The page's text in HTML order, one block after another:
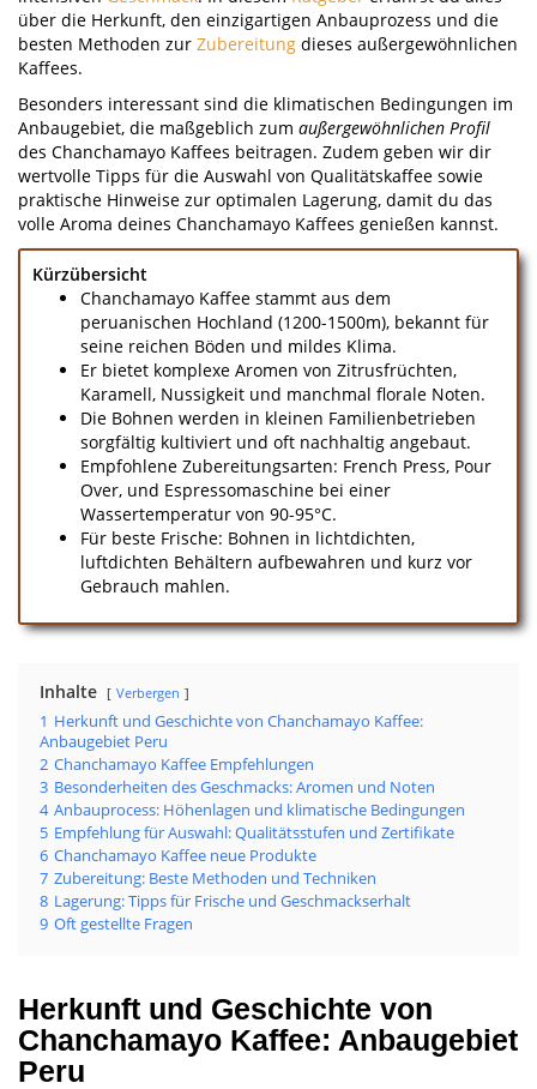
über die Herkunft, den einzigartigen Anbauprozess und die
besten Methoden zur Zubereitung dieses außergewöhnlichen
Kaffees.
Besonders interessant sind die klimatischen Bedingungen im
Anbaugebiet, die maßgeblich zum außergewöhnlichen Profil
des Chanchamayo Kaffees beitragen. Zudem geben wir dir
wertvolle Tipps für die Auswahl von Qualitätskaffee sowie
praktische Hinweise zur optimalen Lagerung, damit du das
volle Aroma deines Chanchamayo Kaffees genießen kannst.
Kürzübersicht
Chanchamayo Kaffee stammt aus dem
peruanischen Hochland (1200-1500m), bekannt für
seine reichen Böden und mildes Klima.
Er bietet komplexe Aromen von Zitrusfrüchten,
Karamell, Nussigkeit und manchmal florale Noten.
Die Bohnen werden in kleinen Familienbetrieben
sorgfältig kultiviert und oft nachhaltig angebaut.
Empfohlene Zubereitungsarten: French Press, Pour
Over, und Espressomaschine bei einer
Wassertemperatur von 90-95°C.
Für beste Frische: Bohnen in lichtdichten,
luftdichten Behältern aufbewahren und kurz vor
Gebrauch mahlen.
Inhalte Verbergen
1 Herkunft und Geschichte von Chanchamayo Kaffee:
Anbaugebiet Peru
2 Chanchamayo Kaffee Empfehlungen
3 Besonderheiten des Geschmacks: Aromen und Noten
4 Anbauprocess: Höhenlagen und klimatische Bedingungen
5 Empfehlung für Auswahl: Qualitätsstufen und Zertifikate
6 Chanchamayo Kaffee neue Produkte
7 Zubereitung: Beste Methoden und Techniken
8 Lagerung: Tipps für Frische und Geschmackserhalt
9 Oft gestellte Fragen
Herkunft und Geschichte von
Chanchamayo Kaffee: Anbaugebiet
Peru